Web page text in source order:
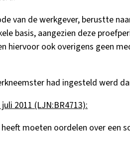
van de werkgever, berustte
basis, aangezien deze
hiervoor ook overigens geen
had ingesteld werd
2011 (LJN:BR4713):
moeten oordelen over een